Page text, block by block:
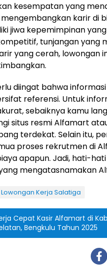
kesempatan yang
karir di
jiwa kepemimpinan
tunjangan yang
yang cerah, lowongan
diingat bahwa
referensi. Untuk
sebaiknya kamu
situs resmi Alfamart
terdekat. Selain itu,
proses rekrutmen di
apapun. Jadi, hati-
mengatasnamakan
Lowongan Kerja Salatiga
Cepat Kasir Alfamart di
Bengkulu Tahun 2025